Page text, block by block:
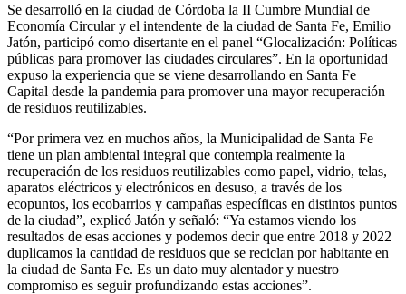
Se desarrolló en la ciudad de Córdoba la II Cumbre Mundial de
Economía Circular y el intendente de la ciudad de Santa Fe, Emilio
Jatón, participó como disertante en el panel “Glocalización: Políticas
públicas para promover las ciudades circulares”. En la oportunidad
expuso la experiencia que se viene desarrollando en Santa Fe
Capital desde la pandemia para promover una mayor recuperación
de residuos reutilizables.
“Por primera vez en muchos años, la Municipalidad de Santa Fe
tiene un plan ambiental integral que contempla realmente la
recuperación de los residuos reutilizables como papel, vidrio, telas,
aparatos eléctricos y electrónicos en desuso, a través de los
ecopuntos, los ecobarrios y campañas específicas en distintos puntos
de la ciudad”, explicó Jatón y señaló: “Ya estamos viendo los
resultados de esas acciones y podemos decir que entre 2018 y 2022
duplicamos la cantidad de residuos que se reciclan por habitante en
la ciudad de Santa Fe. Es un dato muy alentador y nuestro
compromiso es seguir profundizando estas acciones”.